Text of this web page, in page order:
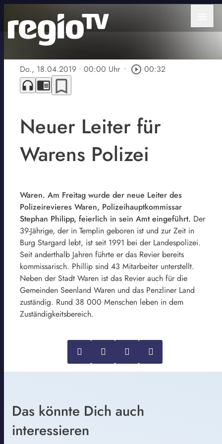
Do., 18.04.2019 • 00:00 Uhr • play_circle_outline 00:32
headphones chrome_reader_mode bookmark_border
Neuer Leiter für
Warens Polizei
Waren. Am Freitag wurde der neue Leiter des
Polizeirevieres Waren, Polizeihauptkommissar
Stephan Philipp, feierlich in sein Amt eingeführt. Der
39-Jährige, der in Templin geboren ist und zur Zeit in
Burg Stargard lebt, ist seit 1991 bei der Landespolizei.
Seit anderthalb Jahren führte er das Revier bereits
kommissarisch. Phillip sind 43 Mitarbeiter unterstellt.
Neben der Stadt Waren ist das Revier auch für die
Gemeinden Seenland Waren und das Penzliner Land
zuständig. Rund 38 000 Menschen leben in dem
Zuständigkeitsbereich.
Das könnte Dich auch
interessieren